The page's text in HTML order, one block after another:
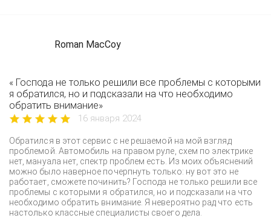
Roman MacCoy
« Господа не только решили все проблемы с которыми
я обратился, но и подсказали на что необходимо
обратить внимание»
16 января 2024
Обратился в этот сервис с не решаемой на мой взгляд
проблемой. Автомобиль на правом руле, схем по электрике
нет, мануала нет, спектр проблем есть. Из моих объяснений
можно было наверное почерпнуть только: ну вот это не
работает, сможете починить? Господа не только решили все
проблемы с которыми я обратился, но и подсказали на что
необходимо обратить внимание. Я невероятно рад что есть
настолько классные специалисты своего дела.